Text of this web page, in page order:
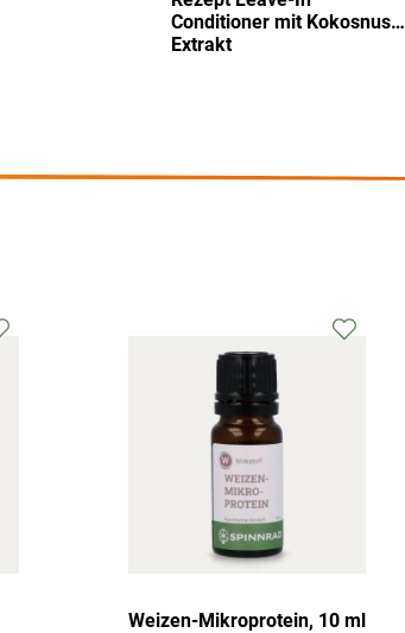
Conditioner mit Kokosnuss-
Extrakt
Weizen-Mikroprotein, 10 ml